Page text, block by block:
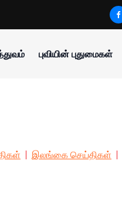
புவியின் புதுமைகள்
இலங்கை செய்திகள்